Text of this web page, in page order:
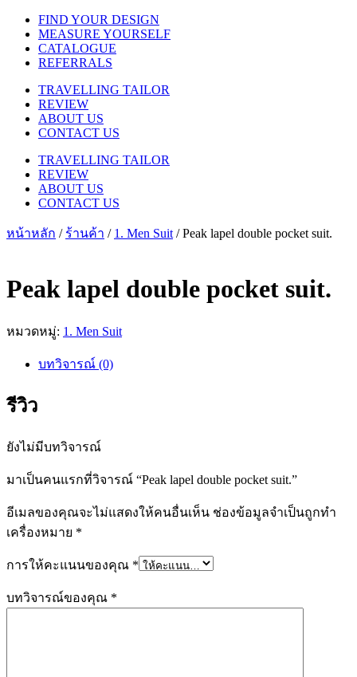
FIND YOUR DESIGN
MEASURE YOURSELF
CATALOGUE
REFERRALS
TRAVELLING TAILOR
REVIEW
ABOUT US
CONTACT US
TRAVELLING TAILOR
REVIEW
ABOUT US
CONTACT US
หน้าหลัก / ร้านค้า / 1. Men Suit / Peak lapel double pocket suit.
Peak lapel double pocket suit.
หมวดหมู่: 1. Men Suit
บทวิจารณ์ (0)
รีวิว
ยังไม่มีบทวิจารณ์
มาเป็นคนแรกที่วิจารณ์ “Peak lapel double pocket suit.”
อีเมลของคุณจะไม่แสดงให้คนอื่นเห็น ช่องข้อมูลจำเป็นถูกทำ
เครื่องหมาย *
การให้คะแนนของคุณ *
บทวิจารณ์ของคุณ *